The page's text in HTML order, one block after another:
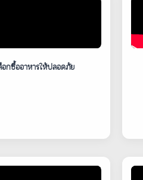
กซื้ออาหารให้ปลอดภัย